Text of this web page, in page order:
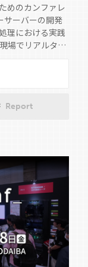
めのカンファレ
サーバーの開発
理における実践
場でリアルタイ
Report